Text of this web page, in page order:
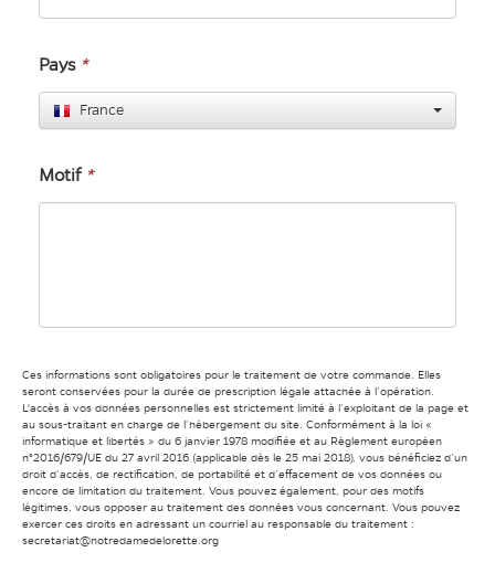
Pays *
France
Motif *
Ces informations sont obligatoires pour le traitement de votre commande. Elles
seront conservées pour la durée de prescription légale attachée à l’opération.
L'accès à vos données personnelles est strictement limité à l’exploitant de la page et
au sous-traitant en charge de l’hébergement du site. Conformément à la loi «
informatique et libertés » du 6 janvier 1978 modifiée et au Règlement européen
n°2016/679/UE du 27 avril 2016 (applicable dès le 25 mai 2018), vous bénéficiez d’un
droit d’accès, de rectification, de portabilité et d’effacement de vos données ou
encore de limitation du traitement. Vous pouvez également, pour des motifs
légitimes, vous opposer au traitement des données vous concernant. Vous pouvez
exercer ces droits en adressant un courriel au responsable du traitement :
secretariat@notredamedelorette.org